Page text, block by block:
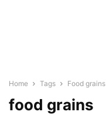
Home Tags Food grains
food grains